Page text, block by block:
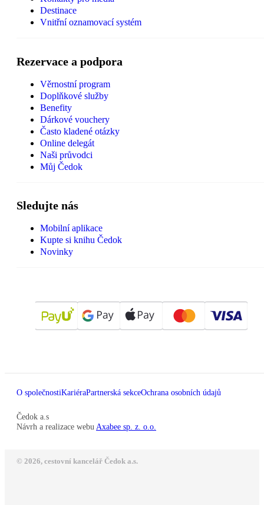
Destinace
Vnitřní oznamovací systém
Rezervace a podpora
Věrnostní program
Doplňkové služby
Benefity
Dárkové vouchery
Často kladené otázky
Online delegát
Naši průvodci
Můj Čedok
Sledujte nás
Mobilní aplikace
Kupte si knihu Čedok
Novinky
O společnostiKariéraPartnerská sekceOchrana osobních údajů
Čedok a.s
Návrh a realizace webu Axabee sp. z. o.o.
© 2026, cestovní kancelář Čedok a.s.